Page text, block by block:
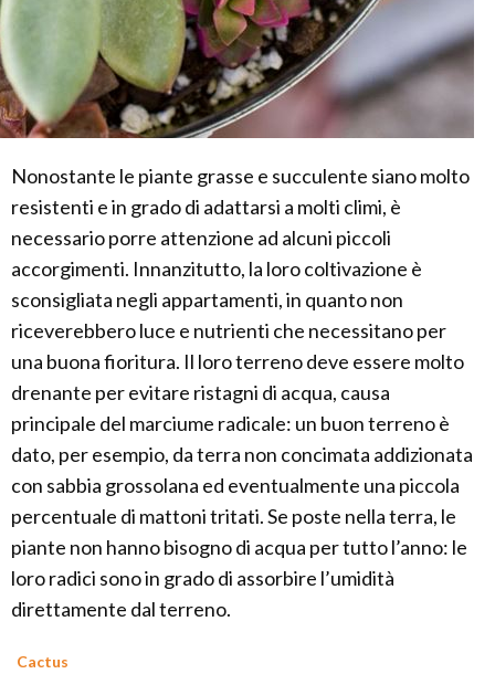
Nonostante le piante grasse e succulente siano molto
resistenti e in grado di adattarsi a molti climi, è
necessario porre attenzione ad alcuni piccoli
accorgimenti. Innanzitutto, la loro coltivazione è
sconsigliata negli appartamenti, in quanto non
riceverebbero luce e nutrienti che necessitano per
una buona fioritura. Il loro terreno deve essere molto
drenante per evitare ristagni di acqua, causa
principale del marciume radicale: un buon terreno è
dato, per esempio, da terra non concimata addizionata
con sabbia grossolana ed eventualmente una piccola
percentuale di mattoni tritati. Se poste nella terra, le
piante non hanno bisogno di acqua per tutto l’anno: le
loro radici sono in grado di assorbire l’umidità
direttamente dal terreno.
Cactus